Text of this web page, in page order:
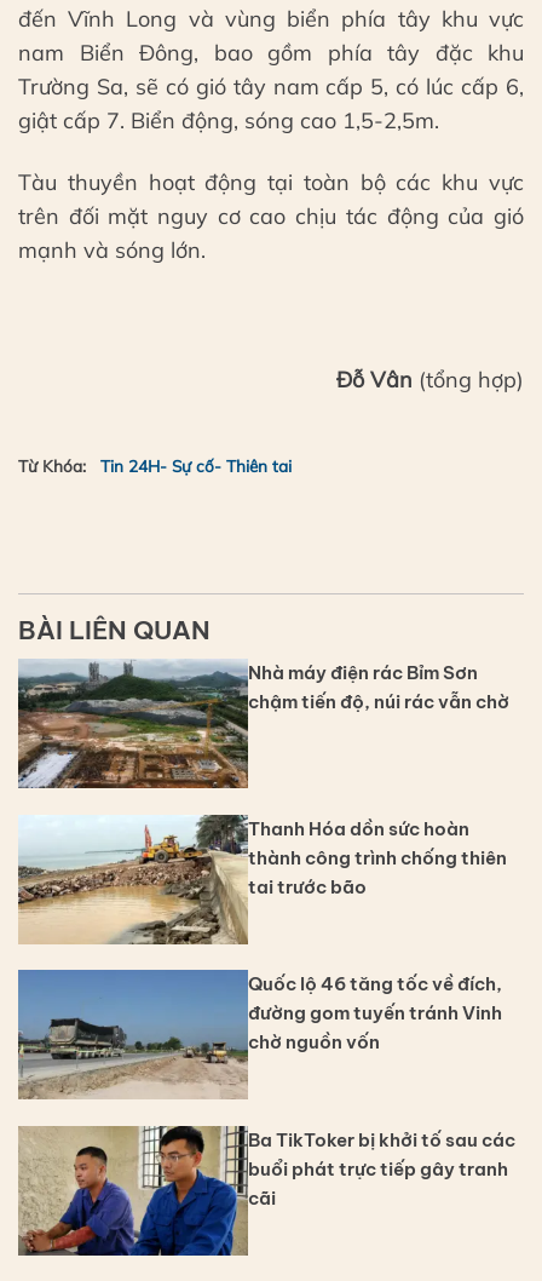
đến Vĩnh Long và vùng biển phía tây khu vực
nam Biển Đông, bao gồm phía tây đặc khu
Trường Sa, sẽ có gió tây nam cấp 5, có lúc cấp 6,
giật cấp 7. Biển động, sóng cao 1,5-2,5m.
Tàu thuyền hoạt động tại toàn bộ các khu vực
trên đối mặt nguy cơ cao chịu tác động của gió
mạnh và sóng lớn.
Đỗ Vân (tổng hợp)
Từ Khóa: Tin 24H- Sự cố- Thiên tai
BÀI LIÊN QUAN
Nhà máy điện rác Bỉm Sơn
chậm tiến độ, núi rác vẫn chờ
Thanh Hóa dồn sức hoàn
thành công trình chống thiên
tai trước bão
Quốc lộ 46 tăng tốc về đích,
đường gom tuyến tránh Vinh
chờ nguồn vốn
Ba TikToker bị khởi tố sau các
buổi phát trực tiếp gây tranh
cãi